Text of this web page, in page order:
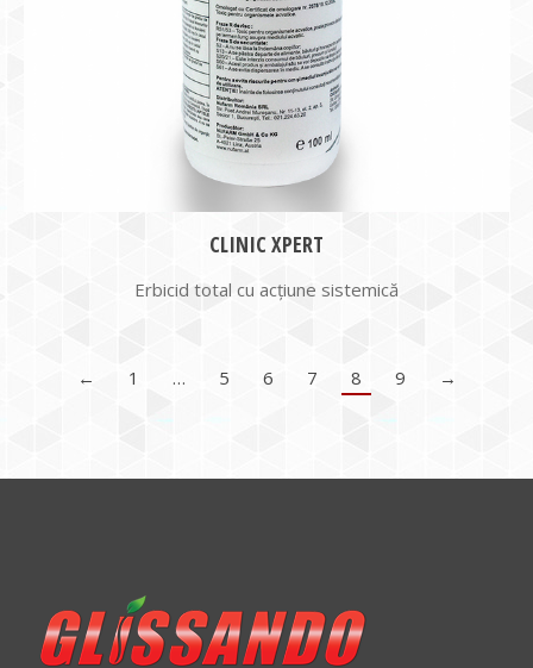
CLINIC XPERT
Erbicid total cu acţiune sistemică
← 1 … 5 6 7 8 9 →